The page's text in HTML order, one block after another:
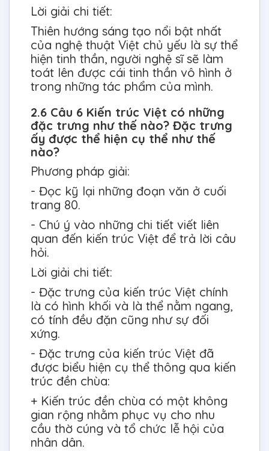
Lời giải chi tiết:
Thiên hướng sáng tạo nổi bật nhất
của nghệ thuật Việt chủ yếu là sự thể
hiện tinh thần, người nghệ sĩ sẽ làm
toát lên được cái tinh thần vô hình ở
trong những tác phẩm của mình.
2.6 Câu 6 Kiến trúc Việt có những
đặc trưng như thế nào? Đặc trưng
ấy được thể hiện cụ thể như thế
nào?
Phương pháp giải:
- Đọc kỹ lại những đoạn văn ở cuối
trang 80.
- Chú ý vào những chi tiết viết liên
quan đến kiến trúc Việt để trả lời câu
hỏi.
Lời giải chi tiết:
- Đặc trưng của kiến trúc Việt chính
là có hình khối và là thể nằm ngang,
có tính đều đặn cũng như sự đối
xứng.
- Đặc trưng của kiến trúc Việt đã
được biểu hiện cụ thể thông qua kiến
trúc đền chùa:
+ Kiến trúc đền chùa có một không
gian rộng nhằm phục vụ cho nhu
cầu thờ cúng và tổ chức lễ hội của
nhân dân.